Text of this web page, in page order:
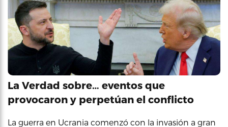
La Verdad sobre… eventos que
provocaron y perpetúan el conflicto
La guerra en Ucrania comenzó con la invasión a gran